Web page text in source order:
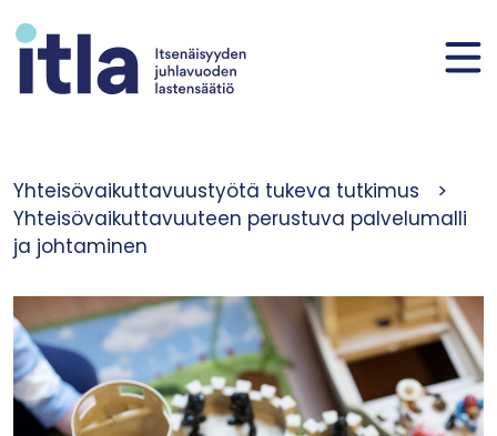
Yhteisövaikuttavuustyötä tukeva tutkimus
>
Yhteisövaikuttavuuteen perustuva palvelumalli
ja johtaminen